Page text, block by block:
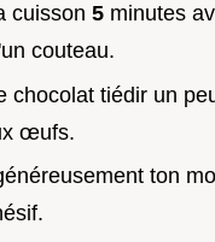
cuisson 5 minutes
couteau.
chocolat tiédir un
œufs.
ton